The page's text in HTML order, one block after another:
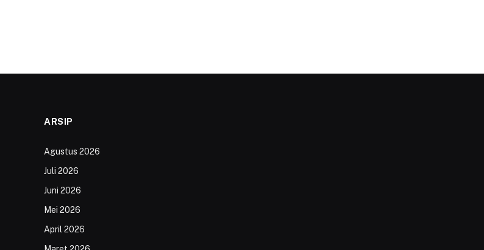
ARSIP
Agustus 2026
Juli 2026
Juni 2026
Mei 2026
April 2026